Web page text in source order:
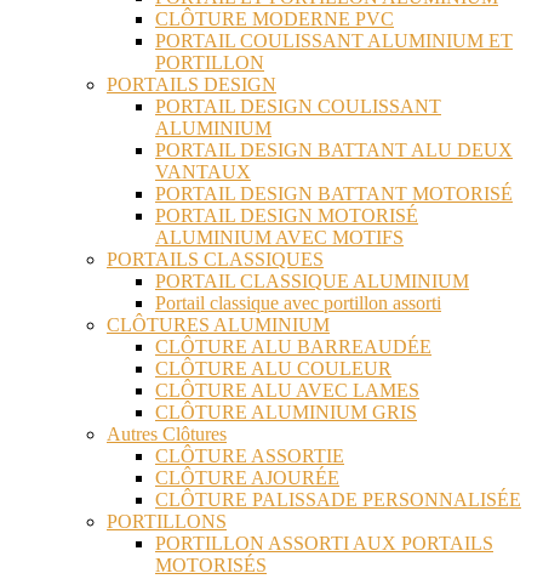
CLÔTURE MODERNE PVC
PORTAIL COULISSANT ALUMINIUM ET
PORTILLON
PORTAILS DESIGN
PORTAIL DESIGN COULISSANT
ALUMINIUM
PORTAIL DESIGN BATTANT ALU DEUX
VANTAUX
PORTAIL DESIGN BATTANT MOTORISÉ
PORTAIL DESIGN MOTORISÉ
ALUMINIUM AVEC MOTIFS
PORTAILS CLASSIQUES
PORTAIL CLASSIQUE ALUMINIUM
Portail classique avec portillon assorti
CLÔTURES ALUMINIUM
CLÔTURE ALU BARREAUDÉE
CLÔTURE ALU COULEUR
CLÔTURE ALU AVEC LAMES
CLÔTURE ALUMINIUM GRIS
Autres Clôtures
CLÔTURE ASSORTIE
CLÔTURE AJOURÉE
CLÔTURE PALISSADE PERSONNALISÉE
PORTILLONS
PORTILLON ASSORTI AUX PORTAILS
MOTORISÉS